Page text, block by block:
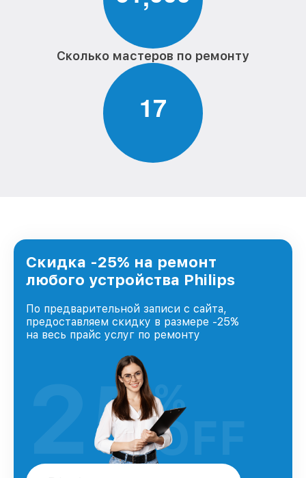
Сколько мастеров по ремонту
17
Скидка -25% на ремонт
любого устройства Philips
По предварительной записи с сайта,
предоставляем скидку в размере -25%
на весь прайс услуг по ремонту
25%
OFF